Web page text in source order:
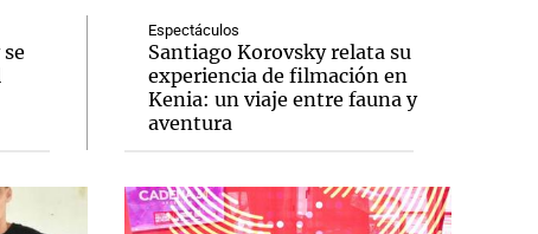
Espectáculos
Santiago Korovsky relata su
experiencia de filmación en
Kenia: un viaje entre fauna y
aventura
Groenlandia
Notas